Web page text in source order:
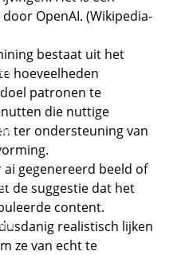
OpenAI. (Wikipedia-
bestaat uit het
hoeveelheden
patronen te
die nuttige
ter ondersteuning van
ai gegenereerd beeld of
de suggestie dat het
content.
realistisch lijken
ze van echt te